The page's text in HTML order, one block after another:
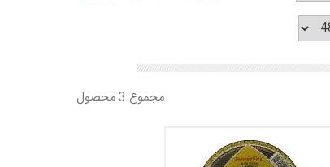
مجموع 3 محصول